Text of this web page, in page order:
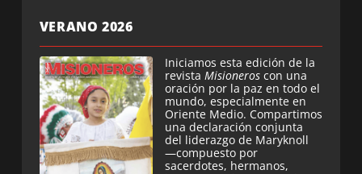
VERANO 2026
Iniciamos esta edición de la
revista Misioneros con una
oración por la paz en todo el
mundo, especialmente en
Oriente Medio. Compartimos
una declaración conjunta
del liderazgo de Maryknoll
—compuesto por
sacerdotes, hermanos,